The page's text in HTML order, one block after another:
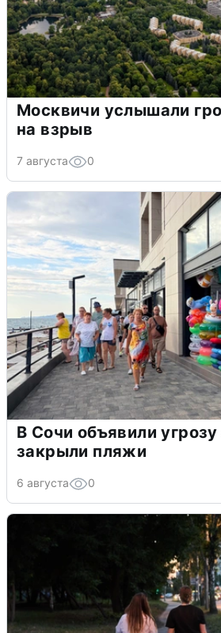
Москвичи услышали
на взрыв
7 августа 0
В Сочи объявили
закрыли пляжи
6 августа 0